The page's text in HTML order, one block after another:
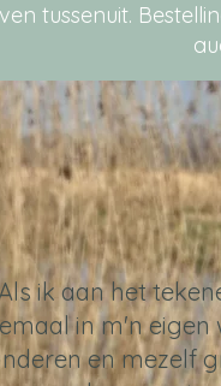
tussenuit.
ik aan het
in m'n eigen
en mezelf